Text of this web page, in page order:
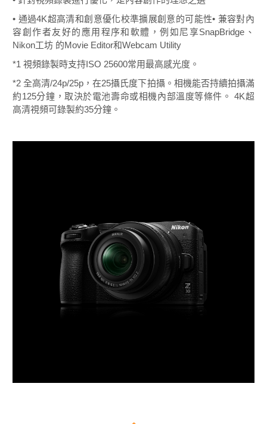
• 通過4K超高清和創意優化校準擴展創意的可能性• 兼容對內
容創作者友好的應用程序和軟體，例如尼享SnapBridge、
Nikon工坊 的Movie Editor和Webcam Utility
*1 視頻錄製時支持ISO 25600常用最高感光度。
*2 全高清/24p/25p，在25攝氏度下拍攝。相機能否持續拍攝滿
約125分鐘，取決於電池壽命或相機內部溫度等條件。 4K超
高清視頻可錄製約35分鐘。